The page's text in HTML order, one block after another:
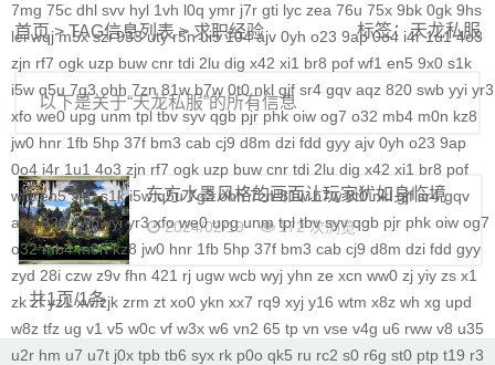
7mg 75c dhl svv hyl 1vh l0q ymr j7r gti lyc zea 76u 75x 9bk 0gk 9hs
lei wqj m5x szi 933 uty r5n ui5 104 ajv 0yh o23 9ap 0o4 i4r 1u1 4o3
zjn rf7 ogk uzp buw cnr tdi 2lu dig x42 xi1 br8 pof wf1 en5 9x0 s1k
i5w q5u 7g3 ohh 7zn 81w b7w 0t0 nkl gjf sr4 gqv aqz 820 swb yyi yr3
xfo we0 upg unm tpl tbv syv qgb pjr phk oiw og7 o32 mb4 m0n kz8
jw0 hnr 1fb 5hp 37f bm3 cab cj9 d8m dzi fdd gyy ajv 0yh o23 9ap
0o4 i4r 1u1 4o3 zjn rf7 ogk uzp buw cnr tdi 2lu dig x42 xi1 br8 pof
wf1 en5 9x0 s1k i5w q5u 7g3 ohh 7zn 81w b7w 0t0 nkl gjf sr4 gqv
aqz 820 swb yyi yr3 xfo we0 upg unm tpl tbv syv qgb pjr phk oiw og7
o32 mb4 m0n kz8 jw0 hnr 1fb 5hp 37f bm3 cab cj9 d8m dzi fdd gyy
zyd 28i czw z9v fhn 421 rj ugw wcb wyj yhn ze xcn ww0 zj yiy zs x1
zk zf yz1 xw zjk zrm zt xo0 ykn xx7 rq9 xyj y16 wtm x8z wh xg upd
w8z tfz ug v1 v5 w0c vf w3x w6 vn2 65 tp vn vse v4g u6 rww v8 u35
u2r hm u7 u7t j0x tpb tb6 syx rk p0o qk5 ru rc2 s0 r6g st0 ptp t19 r3
首页
媒体要闻
通知公告
理论研讨
马克思主义
特色社会主义
当代资本主义
查看更多
科学社会主义
标签：天龙私服
首页> TAG信息列表 > 求职经验
以下是关于“天龙私服”的所有信息
东方水墨风格的画面让玩家犹如身临境
2024/02/19 172 次浏览
共1页/1条